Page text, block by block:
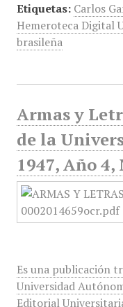
Etiquetas: Carlos
Hemeroteca Digital
brasileña
Armas y
de la
1947, Año 4,
Es una publicación
Universidad
Editorial